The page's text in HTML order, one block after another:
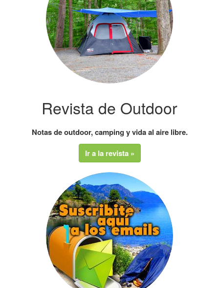
Revista de Outdoor
Notas de outdoor, camping y vida al aire libre.
Ir a la revista »